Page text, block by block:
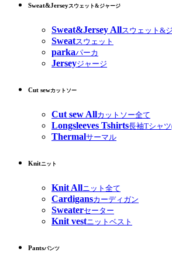
Sweat&Jerseyスウェット&ジャージ
Sweat&Jersey Allスウェット&
Sweatスウェット
parkaパーカ
Jerseyジャージ
Cut sewカットソー
Cut sew Allカットソー全て
Longsleeves Tshirts長袖Tシャ
Thermalサーマル
Knitニット
Knit Allニット全て
Cardigansカーディガン
Sweaterセーター
Knit vestニットベスト
Pantsパンツ